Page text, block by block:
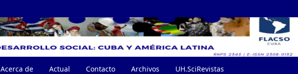
Acerca de Actual Contacto Archivos UH.SciRevistas